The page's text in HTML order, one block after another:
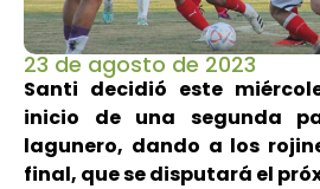
23 de agosto de 2023
Santi decidió este
inicio de una segunda
lagunero, dando a los
final, que se disputará el